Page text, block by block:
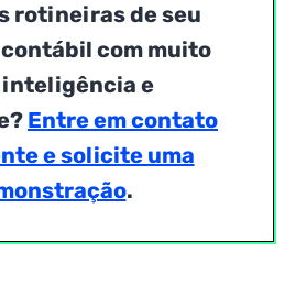
rotineiras de seu
com muito
inteligência e
Entre em contato
e solicite uma
.